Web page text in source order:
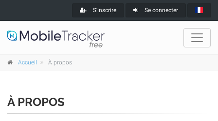
S'inscrire Se connecter
Accueil À propos
À PROPOS